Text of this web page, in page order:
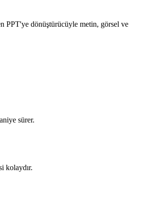
PPT'ye dönüştürücüyle metin, görsel ve
sürer.
kolaydır.